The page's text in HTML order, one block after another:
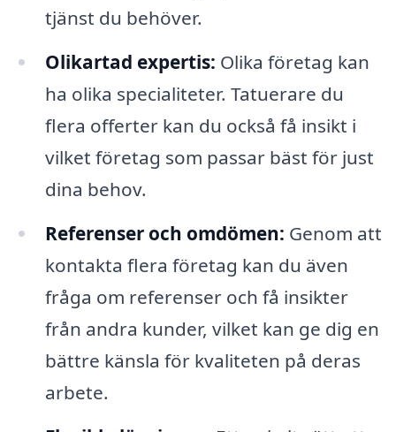
tjänst du behöver.
Olikartad expertis: Olika företag kan
ha olika specialiteter. Tatuerare du
flera offerter kan du också få insikt i
vilket företag som passar bäst för just
dina behov.
Referenser och omdömen: Genom att
kontakta flera företag kan du även
fråga om referenser och få insikter
från andra kunder, vilket kan ge dig en
bättre känsla för kvaliteten på deras
arbete.